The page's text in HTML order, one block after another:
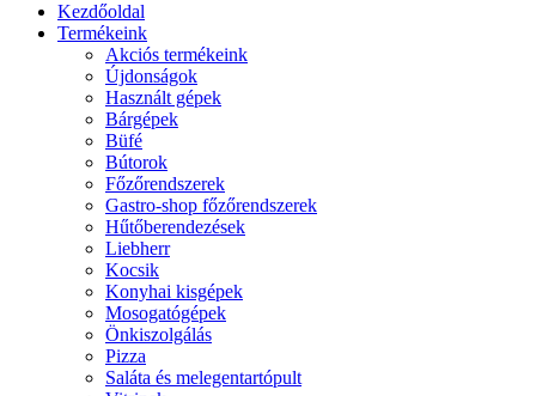
Kezdőoldal
Termékeink
Akciós termékeink
Újdonságok
Használt gépek
Bárgépek
Büfé
Bútorok
Főzőrendszerek
Gastro-shop főzőrendszerek
Hűtőberendezések
Liebherr
Kocsik
Konyhai kisgépek
Mosogatógépek
Önkiszolgálás
Pizza
Saláta és melegentartópult